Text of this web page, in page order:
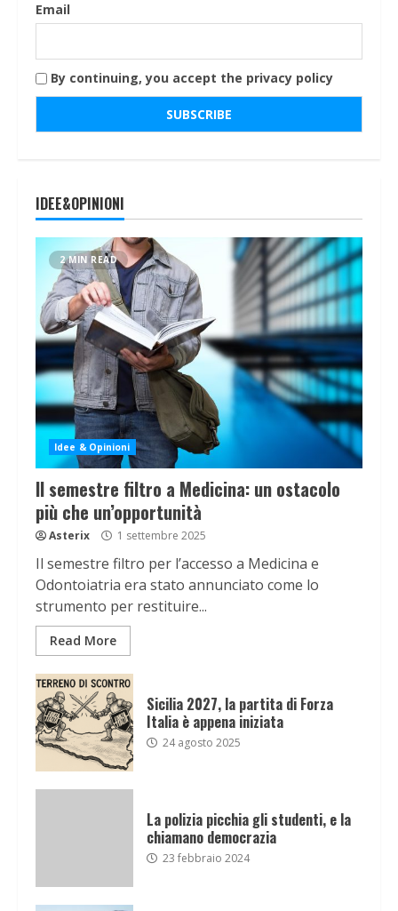
Email
By continuing, you accept the privacy policy
IDEE&OPINIONI
2 MIN READ
Idee & Opinioni
Il semestre filtro a Medicina: un ostacolo
più che un’opportunità
Asterix 1 settembre 2025
Il semestre filtro per l’accesso a Medicina e
Odontoiatria era stato annunciato come lo
strumento per restituire...
Read More
Sicilia 2027, la partita di Forza
Italia è appena iniziata
24 agosto 2025
La polizia picchia gli studenti, e la
chiamano democrazia
23 febbraio 2024